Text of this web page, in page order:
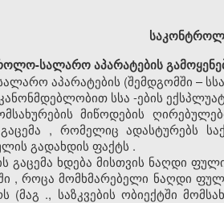
სალარო აპარატების
აპარატების (შემდგომში – სსა
კანონმდებლობით სსა -ების
მიწოდების
გაცემა , რომელიც ადასტურებს
გადახდის ფაქტს .
გაცემა ხდება მისთვის ნაღდი
,როცა მომხმარებელი ნაღდი
(მაგ ., საზკვების ობიექტში